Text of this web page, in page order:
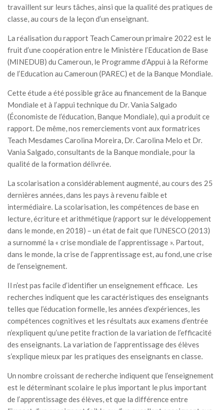
travaillent sur leurs tâches, ainsi que la qualité des pratiques de
classe, au cours de la leçon d’un enseignant.
La réalisation du rapport Teach Cameroun primaire 2022 est le
fruit d’une coopération entre le Ministère l’Education de Base
(MINEDUB) du Cameroun, le Programme d’Appui à la Réforme
de l’Education au Cameroun (PAREC) et de la Banque Mondiale.
Cette étude a été possible grâce au financement de la Banque
Mondiale et à l’appui technique du Dr. Vania Salgado
(Économiste de l’éducation, Banque Mondiale), qui a produit ce
rapport. De même, nos remerciements vont aux formatrices
Teach Mesdames Carolina Moreira, Dr. Carolina Melo et Dr.
Vania Salgado, consultants de la Banque mondiale, pour la
qualité de la formation délivrée.
La scolarisation a considérablement augmenté, au cours des 25
dernières années, dans les pays à revenu faible et
intermédiaire. La scolarisation, les compétences de base en
lecture, écriture et arithmétique (rapport sur le développement
dans le monde, en 2018) – un état de fait que l’UNESCO (2013)
a surnommé la « crise mondiale de l’apprentissage ». Partout,
dans le monde, la crise de l’apprentissage est, au fond, une crise
de l’enseignement.
Il n’est pas facile d’identifier un enseignement efficace. Les
recherches indiquent que les caractéristiques des enseignants
telles que l’éducation formelle, les années d’expériences, les
compétences cognitives et les résultats aux examens d’entrée
n’expliquent qu’une petite fraction de la variation de l’efficacité
des enseignants. La variation de l’apprentissage des élèves
s’explique mieux par les pratiques des enseignants en classe.
Un nombre croissant de recherche indiquent que l’enseignement
est le déterminant scolaire le plus important le plus important
de l’apprentissage des élèves, et que la différence entre